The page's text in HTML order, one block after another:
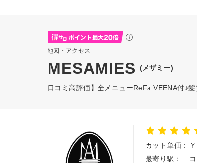
地図・アクセス
MESAMIES (メザミー)
口コミ高評価】全メニューReFa VEENA付♪
カット単価：
最寄り駅：